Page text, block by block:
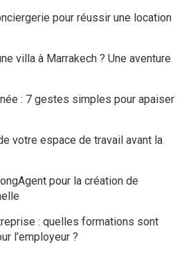
pour réussir une location
villa à Marrakech ? Une aventure
: 7 gestes simples pour apaiser
votre espace de travail avant la
pour la création de
: quelles formations sont
l’employeur ?